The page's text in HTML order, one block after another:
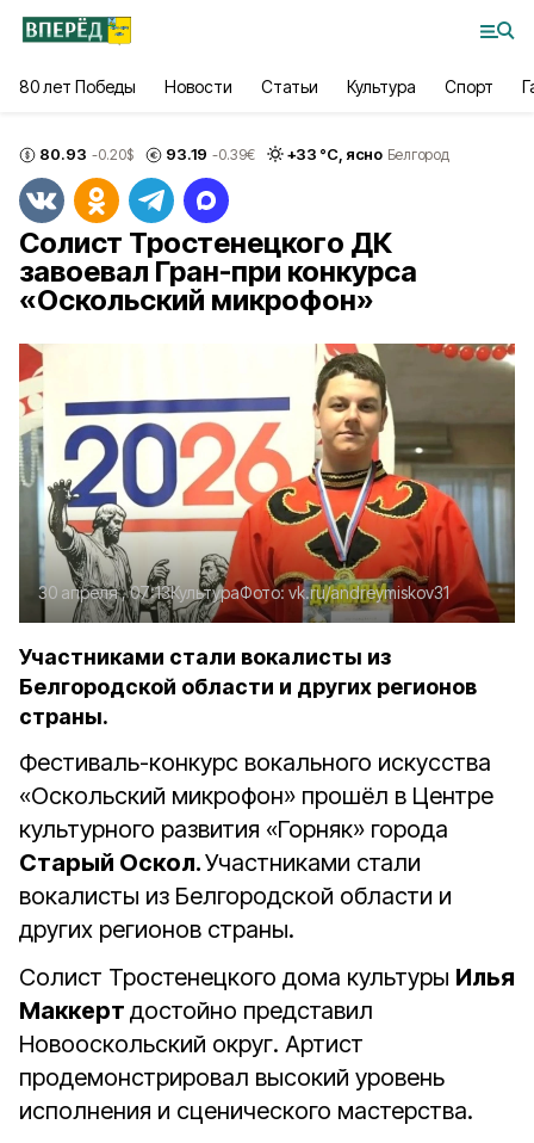
80 лет Победы Новости Статьи Культура Спорт
80.93 -0.20$ 93.19 -0.39€ +33 °С, ясно Белгород
Солист Тростенецкого ДК
завоевал Гран-при конкурса
«Оскольский микрофон»
30 апреля , 07:13КультураФото: vk.ru/andreymiskov31
Участниками стали вокалисты из
Белгородской области и других регионов
страны.
Фестиваль-конкурс вокального искусства
«Оскольский микрофон» прошёл в Центре
культурного развития «Горняк» города
Старый Оскол.Участниками стали
вокалисты из Белгородской области и
других регионов страны.
Солист Тростенецкого дома культуры Илья
Маккерт достойно представил
Новооскольский округ. Артист
продемонстрировал высокий уровень
исполнения и сценического мастерства.